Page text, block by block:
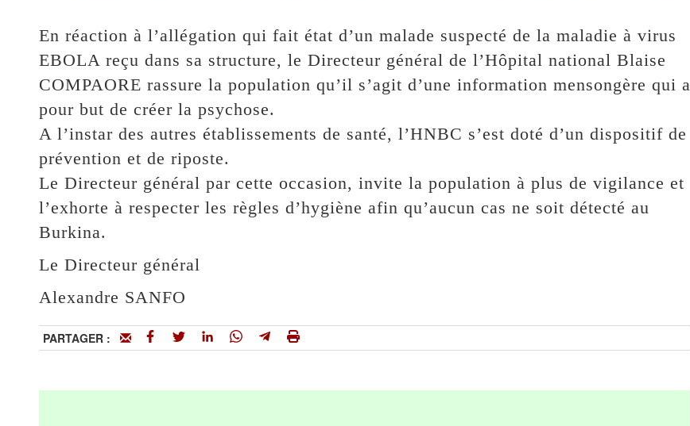
En réaction à l’allégation qui fait état d’un malade suspecté de la maladie à virus
EBOLA reçu dans sa structure, le Directeur général de l’Hôpital national Blaise
COMPAORE rassure la population qu’il s’agit d’une information mensongère qui a
pour but de créer la psychose.
A l’instar des autres établissements de santé, l’HNBC s’est doté d’un dispositif de
prévention et de riposte.
Le Directeur général par cette occasion, invite la population à plus de vigilance et
l’exhorte à respecter les règles d’hygiène afin qu’aucun cas ne soit détecté au
Burkina.
Le Directeur général
Alexandre SANFO
PARTAGER :